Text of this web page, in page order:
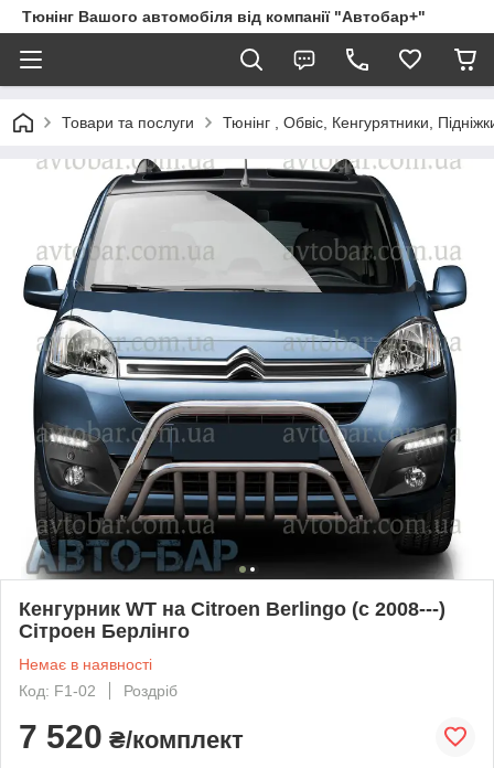
Тюнінг Вашого автомобіля від компанії "Автобар+"
Товари та послуги Тюнінг , Обвіс, Кенгурятники,
Кенгурник WT на Citroen Berlingo (c 2008---)
Сітроен Берлінго
Немає в наявності
Код: F1-02
Роздріб
7 520 ₴/комплект